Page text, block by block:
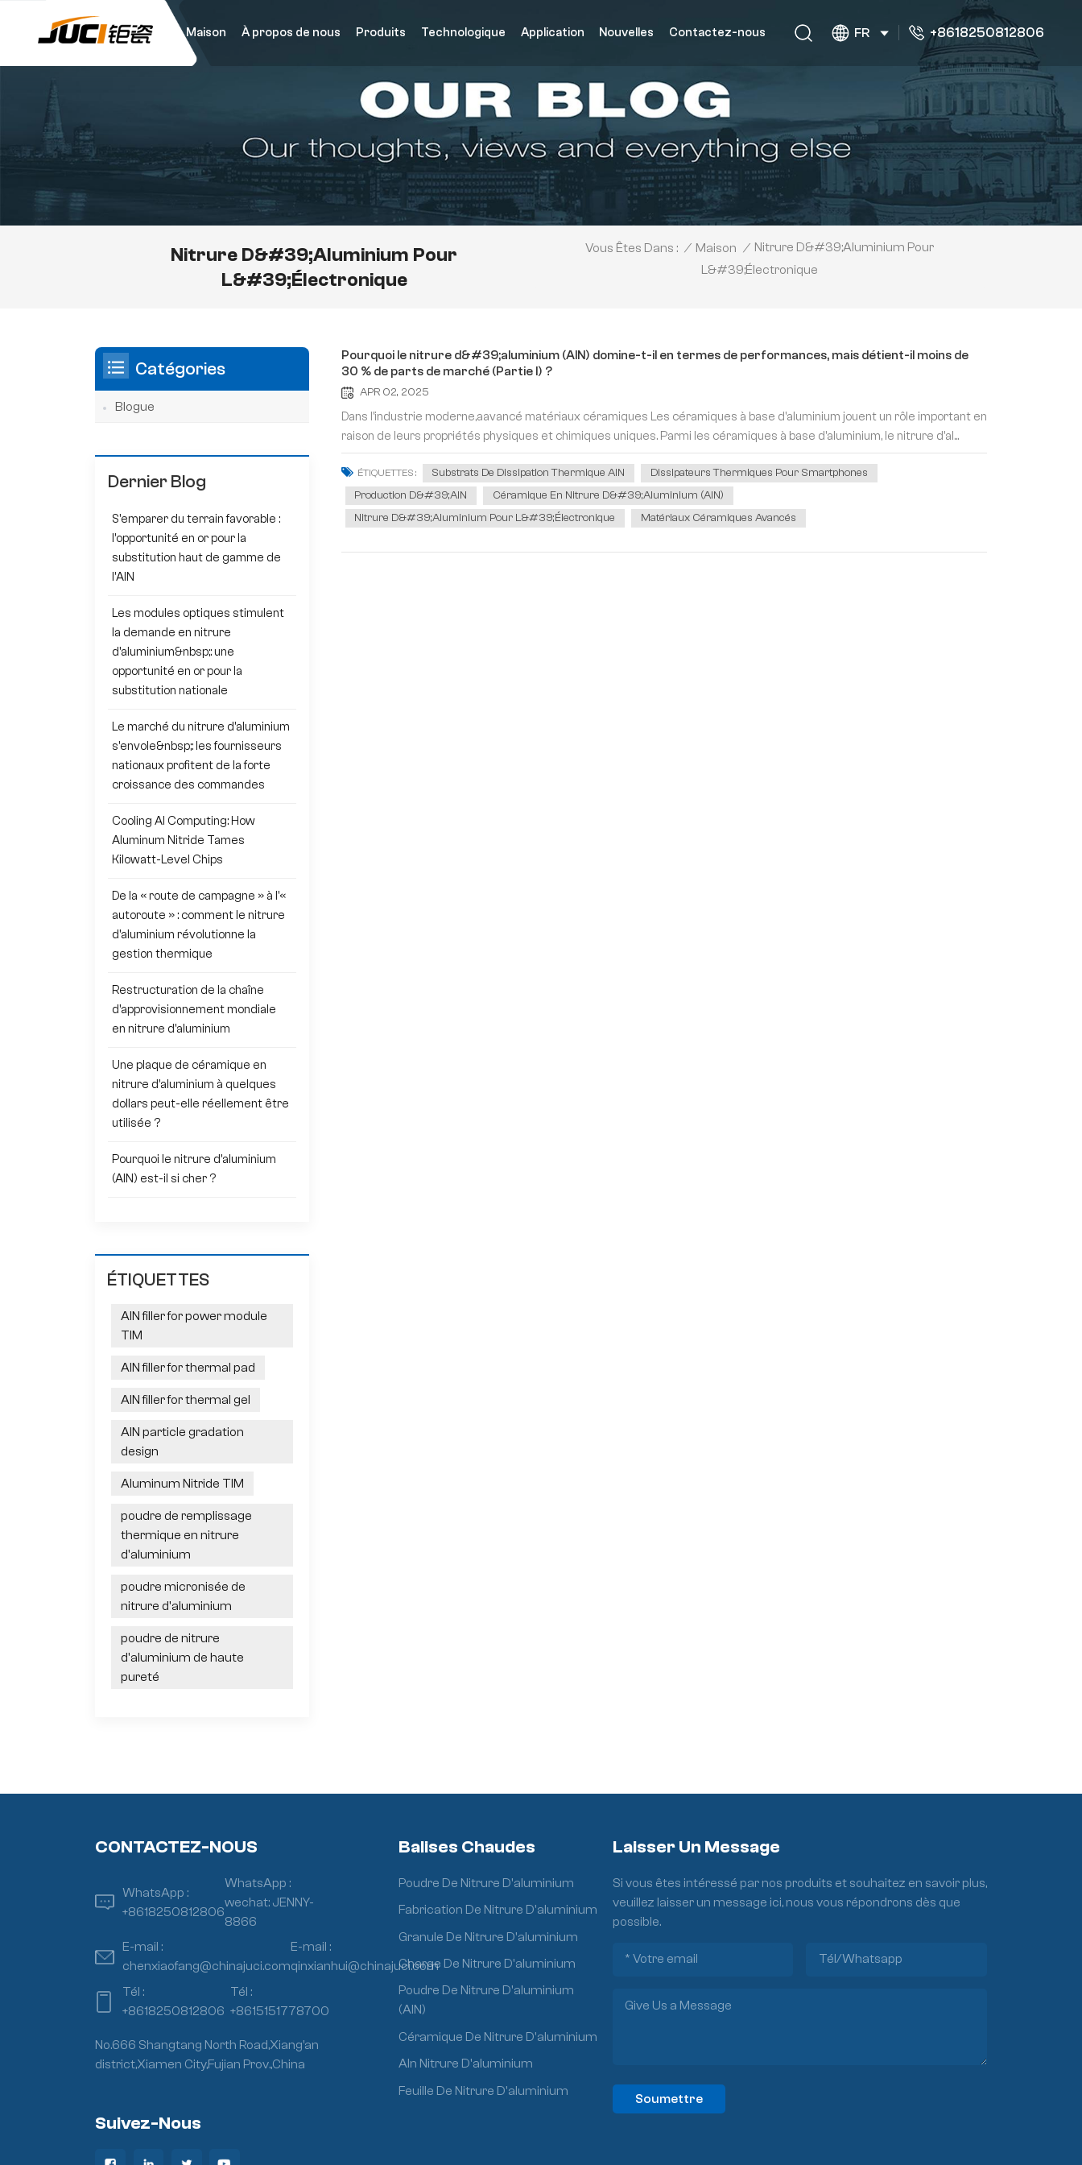
Maison À propos de nous Produits Technologique Application Nouvelles Contactez-nous FR +8618250812806
Nitrure D&#39;aluminium Pour
L&#39;électronique
Vous Êtes Dans : / Maison / Nitrure D&#39;aluminium Pour
L&#39;électronique
Pourquoi le nitrure d&#39;aluminium (AlN) domine-t-il en termes de performances, mais détient-il moins de
30 % de parts de marché (Partie I) ?
APR 02, 2025
Dans l'industrie moderne,aavancé matériaux céramiques Les céramiques à base d'aluminium jouent un rôle important en
raison de leurs propriétés physiques et chimiques uniques. Parmi les céramiques à base d'aluminium, le nitrure d'al...
ÉTIQUETTES : Substrats De Dissipation Thermique AlN
Dissipateurs Thermiques Pour Smartphones
Production D&#39;AlN
Céramique En Nitrure D&#39;aluminium (AlN)
Nitrure D&#39;aluminium Pour L&#39;électronique
Matériaux Céramiques Avancés
Catégories
Blogue
Dernier Blog
S'emparer du terrain favorable :
l'opportunité en or pour la
substitution haut de gamme de
l'AlN
Les modules optiques stimulent
la demande en nitrure
d'aluminium&nbsp;: une
opportunité en or pour la
substitution nationale
Le marché du nitrure d'aluminium
s'envole&nbsp;: les fournisseurs
nationaux profitent de la forte
croissance des commandes
Cooling AI Computing: How
Aluminum Nitride Tames
Kilowatt-Level Chips
De la « route de campagne » à l'«
autoroute » : comment le nitrure
d'aluminium révolutionne la
gestion thermique
Restructuration de la chaîne
d'approvisionnement mondiale
en nitrure d'aluminium
Une plaque de céramique en
nitrure d'aluminium à quelques
dollars peut-elle réellement être
utilisée ?
Pourquoi le nitrure d'aluminium
(AlN) est-il si cher ?
ÉTIQUETTES
AlN filler for power module
TIM
AlN filler for thermal pad
AlN filler for thermal gel
AlN particle gradation
design
Aluminum Nitride TIM
poudre de remplissage
thermique en nitrure
d'aluminium
poudre micronisée de
nitrure d'aluminium
poudre de nitrure
d'aluminium de haute
pureté
CONTACTEZ-NOUS
WhatsApp :
+8618250812806
WhatsApp :
wechat: JENNY-
8866
E-mail :
chenxiaofang@chinajuci.com
E-mail :
qinxianhui@chinajuci.com
Tél :
+8618250812806
Tél :
+8615151778700
No.666 Shangtang North Road,Xiang’an
district,Xiamen City,Fujian Prov.,China
Suivez-Nous
Balises Chaudes
Poudre De Nitrure D'aluminium
Fabrication De Nitrure D'aluminium
Granule De Nitrure D'aluminium
Charge De Nitrure D'aluminium
Poudre De Nitrure D'aluminium
(AlN)
Céramique De Nitrure D'aluminium
Aln Nitrure D'aluminium
Feuille De Nitrure D'aluminium
Laisser Un Message
Si vous êtes intéressé par nos produits et souhaitez en savoir plus,
veuillez laisser un message ici, nous vous répondrons dès que
possible.
Soumettre